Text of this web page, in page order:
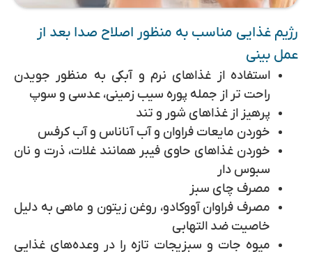
رژیم غذایی مناسب به منظور اصلاح صدا بعد از
عمل بینی
استفاده از غذاهای نرم و آبکی به منظور جویدن
راحت تر از جمله پوره سیب زمینی، عدسی و سوپ
پرهیز از غذاهای شور و تند
خوردن مایعات فراوان و آب آناناس و آب کرفس
خوردن غذاهای حاوی فیبر همانند غلات، ذرت و نان
سبوس دار
مصرف چای سبز
مصرف فراوان آووکادو، روغن زیتون و ماهی به دلیل
خاصیت ضد التهابی
میوه جات و سبزیجات تازه را در وعده‌های غذایی